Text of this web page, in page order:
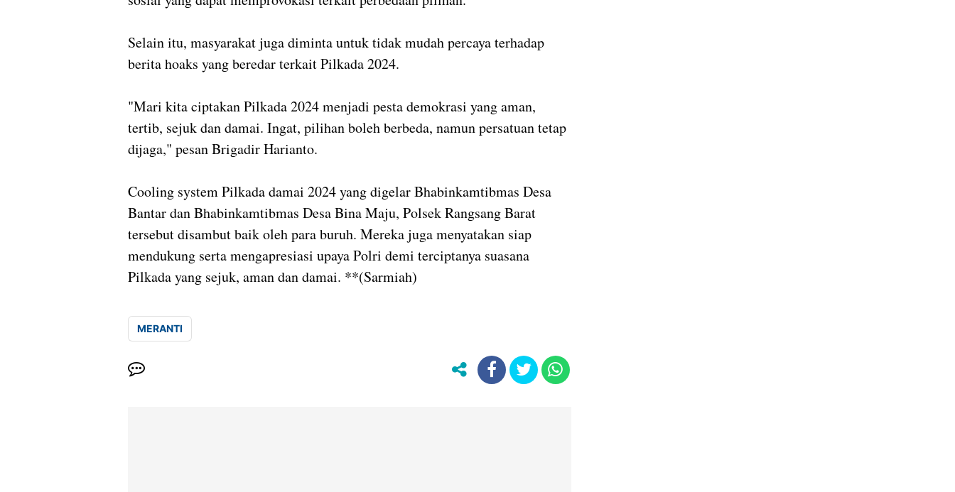
Selain itu, masyarakat juga diminta untuk tidak mudah percaya terhadap
berita hoaks yang beredar terkait Pilkada 2024.
"Mari kita ciptakan Pilkada 2024 menjadi pesta demokrasi yang aman,
tertib, sejuk dan damai. Ingat, pilihan boleh berbeda, namun persatuan tetap
dijaga," pesan Brigadir Harianto.
Cooling system Pilkada damai 2024 yang digelar Bhabinkamtibmas Desa
Bantar dan Bhabinkamtibmas Desa Bina Maju, Polsek Rangsang Barat
tersebut disambut baik oleh para buruh. Mereka juga menyatakan siap
mendukung serta mengapresiasi upaya Polri demi terciptanya suasana
Pilkada yang sejuk, aman dan damai. **(Sarmiah)
MERANTI